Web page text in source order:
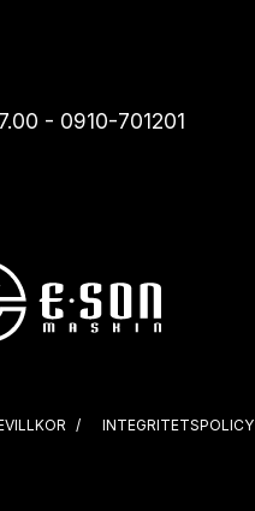
- 0910-701201
INTEGRITETSPOLICY